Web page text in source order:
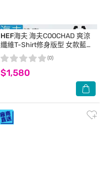
HEF海夫 海夫COOCHAD 爽涼
纖維T-Shirt修身版型 女款藍綠
(Cupro158-006)L
$1,580
(0)